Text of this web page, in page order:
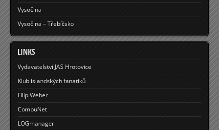
Vysočina
Vysočina – Třebíčsko
LINKS
Vydavatelství JAS Hrotovice
Klub islandských fanatiků
Filip Weber
CompuNet
LOGmanager